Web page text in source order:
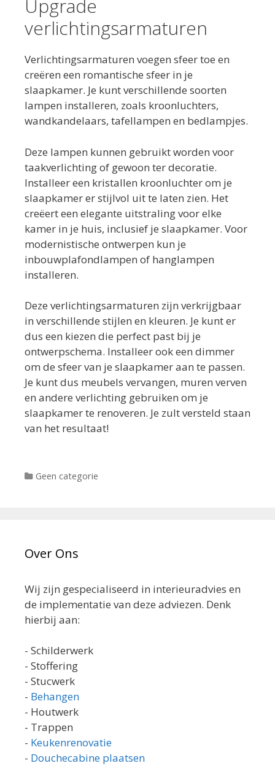
Upgrade
verlichtingsarmaturen
Verlichtingsarmaturen voegen sfeer toe en
creëren een romantische sfeer in je
slaapkamer. Je kunt verschillende soorten
lampen installeren, zoals kroonluchters,
wandkandelaars, tafellampen en bedlampjes.
Deze lampen kunnen gebruikt worden voor
taakverlichting of gewoon ter decoratie.
Installeer een kristallen kroonluchter om je
slaapkamer er stijlvol uit te laten zien. Het
creëert een elegante uitstraling voor elke
kamer in je huis, inclusief je slaapkamer. Voor
modernistische ontwerpen kun je
inbouwplafondlampen of hanglampen
installeren.
Deze verlichtingsarmaturen zijn verkrijgbaar
in verschillende stijlen en kleuren. Je kunt er
dus een kiezen die perfect past bij je
ontwerpschema. Installeer ook een dimmer
om de sfeer van je slaapkamer aan te passen.
Je kunt dus meubels vervangen, muren verven
en andere verlichting gebruiken om je
slaapkamer te renoveren. Je zult versteld staan
van het resultaat!
Categorieën
Geen categorie
Over Ons
Wij zijn gespecialiseerd in interieuradvies en
de implementatie van deze adviezen. Denk
hierbij aan:
- Schilderwerk
- Stoffering
- Stucwerk
- Behangen
- Houtwerk
- Trappen
- Keukenrenovatie
- Douchecabine plaatsen